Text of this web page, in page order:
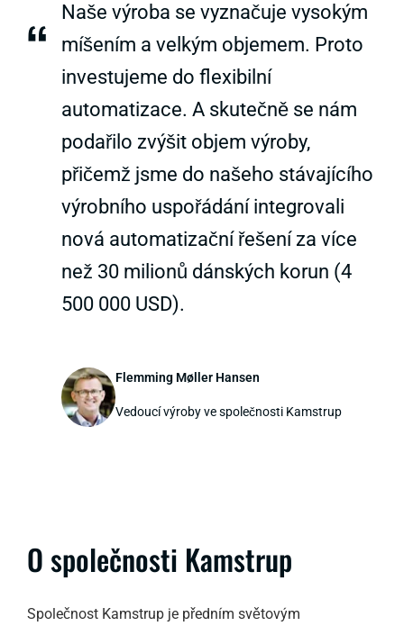
“
Naše výroba se vyznačuje vysokým
míšením a velkým objemem. Proto
investujeme do flexibilní
automatizace. A skutečně se nám
podařilo zvýšit objem výroby,
přičemž jsme do našeho stávajícího
výrobního uspořádání integrovali
nová automatizační řešení za více
než 30 milionů dánských korun (4
500 000 USD).
Flemming Møller Hansen
Vedoucí výroby ve společnosti Kamstrup
O společnosti Kamstrup
Společnost Kamstrup je předním světovým